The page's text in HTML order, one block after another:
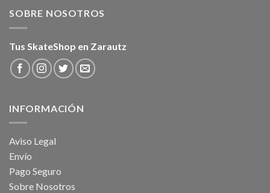
SOBRE NOSOTROS
Tus SkateShop en Zarautz
INFORMACIÓN
Aviso Legal
Envío
Pago Seguro
Sobre Nosotros